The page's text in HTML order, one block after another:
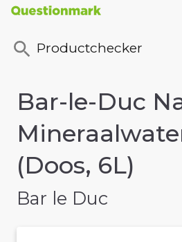
Productchecker
Bar-le-Duc
(Doos, 6L)
Bar le Duc